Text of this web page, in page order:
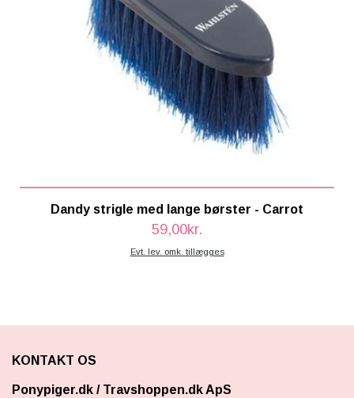
Dandy strigle med lange børster - Carrot
59,00kr.
Evt. lev. omk. tillægges
KONTAKT OS
Ponypiger.dk / Travshoppen.dk ApS